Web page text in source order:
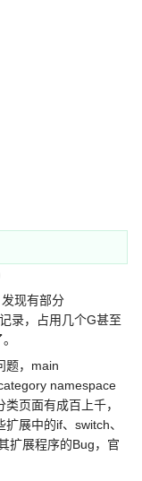
现有部分
录，占用几个G甚至
，main
namespace
页面有成百上千，
展中的if、switch、
扩展程序的Bug，官